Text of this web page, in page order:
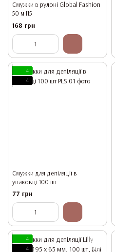
Смужки в рулоні Global Fashion
50 м I15
168 грн
4
4
Смужки для депіляції в
упаковці 100 шт
77 грн
4
4